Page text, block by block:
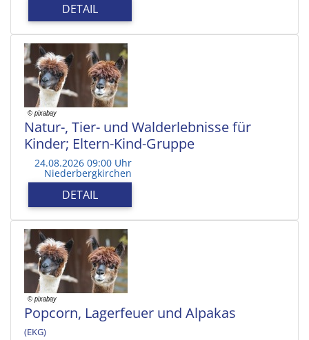
DETAIL
Natur-, Tier- und Walderlebnisse für
Kinder; Eltern-Kind-Gruppe
24.08.2026 09:00 Uhr
Niederbergkirchen
DETAIL
Popcorn, Lagerfeuer und Alpakas
(EKG)